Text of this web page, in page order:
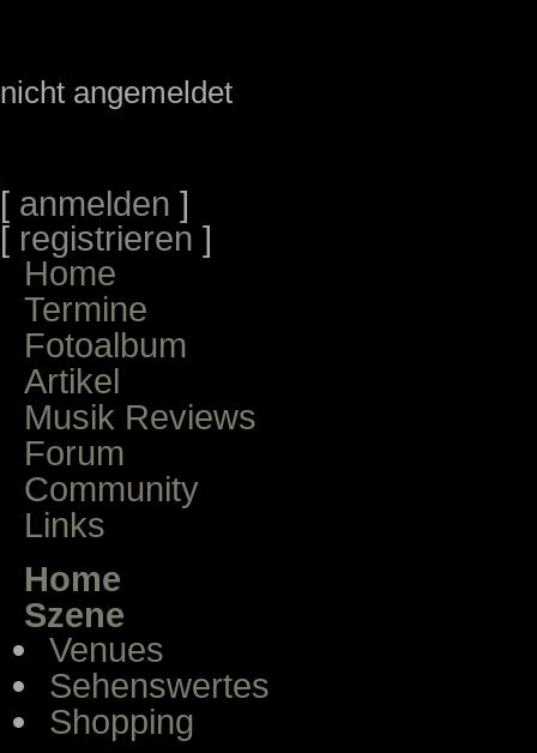
nicht angemeldet
[ anmelden ]
[ registrieren ]
Home
Termine
Fotoalbum
Artikel
Musik Reviews
Forum
Community
Links
Home
Szene
Venues
Sehenswertes
Shopping